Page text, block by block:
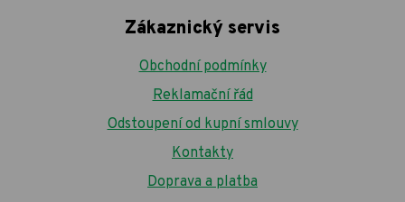
Zákaznický servis
Obchodní podmínky
Reklamační řád
Odstoupení od kupní smlouvy
Kontakty
Doprava a platba